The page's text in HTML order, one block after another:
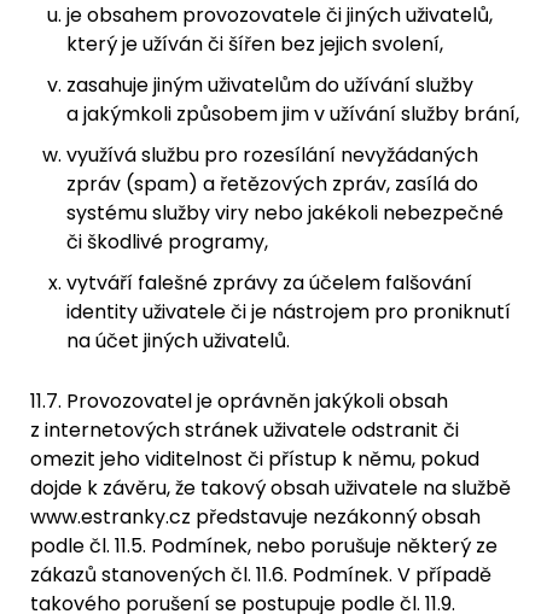
je obsahem provozovatele či jiných uživatelů,
který je užíván či šířen bez jejich svolení,
zasahuje jiným uživatelům do užívání služby
a jakýmkoli způsobem jim v užívání služby brání,
využívá službu pro rozesílání nevyžádaných
zpráv (spam) a řetězových zpráv, zasílá do
systému služby viry nebo jakékoli nebezpečné
či škodlivé programy,
vytváří falešné zprávy za účelem falšování
identity uživatele či je nástrojem pro proniknutí
na účet jiných uživatelů.
11.7. Provozovatel je oprávněn jakýkoli obsah
z internetových stránek uživatele odstranit či
omezit jeho viditelnost či přístup k němu, pokud
dojde k závěru, že takový obsah uživatele na službě
www.estranky.cz představuje nezákonný obsah
podle čl. 11.5. Podmínek, nebo porušuje některý ze
zákazů stanovených čl. 11.6. Podmínek. V případě
takového porušení se postupuje podle čl. 11.9.